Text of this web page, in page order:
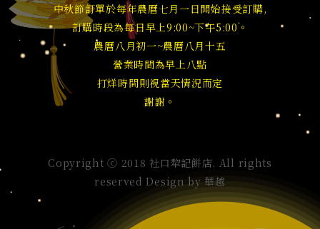
中秋節訂單於每年農曆七月一日開始接受訂購,
訂購時段為每日早上9:00~下午5:00。
農曆八月初一~農曆八月十五
營業時間為早上八點
打烊時間則視當天情況而定
謝謝。
Copyright ⓒ 2018 社口犂記餅店. All rights
reserved Design by華越